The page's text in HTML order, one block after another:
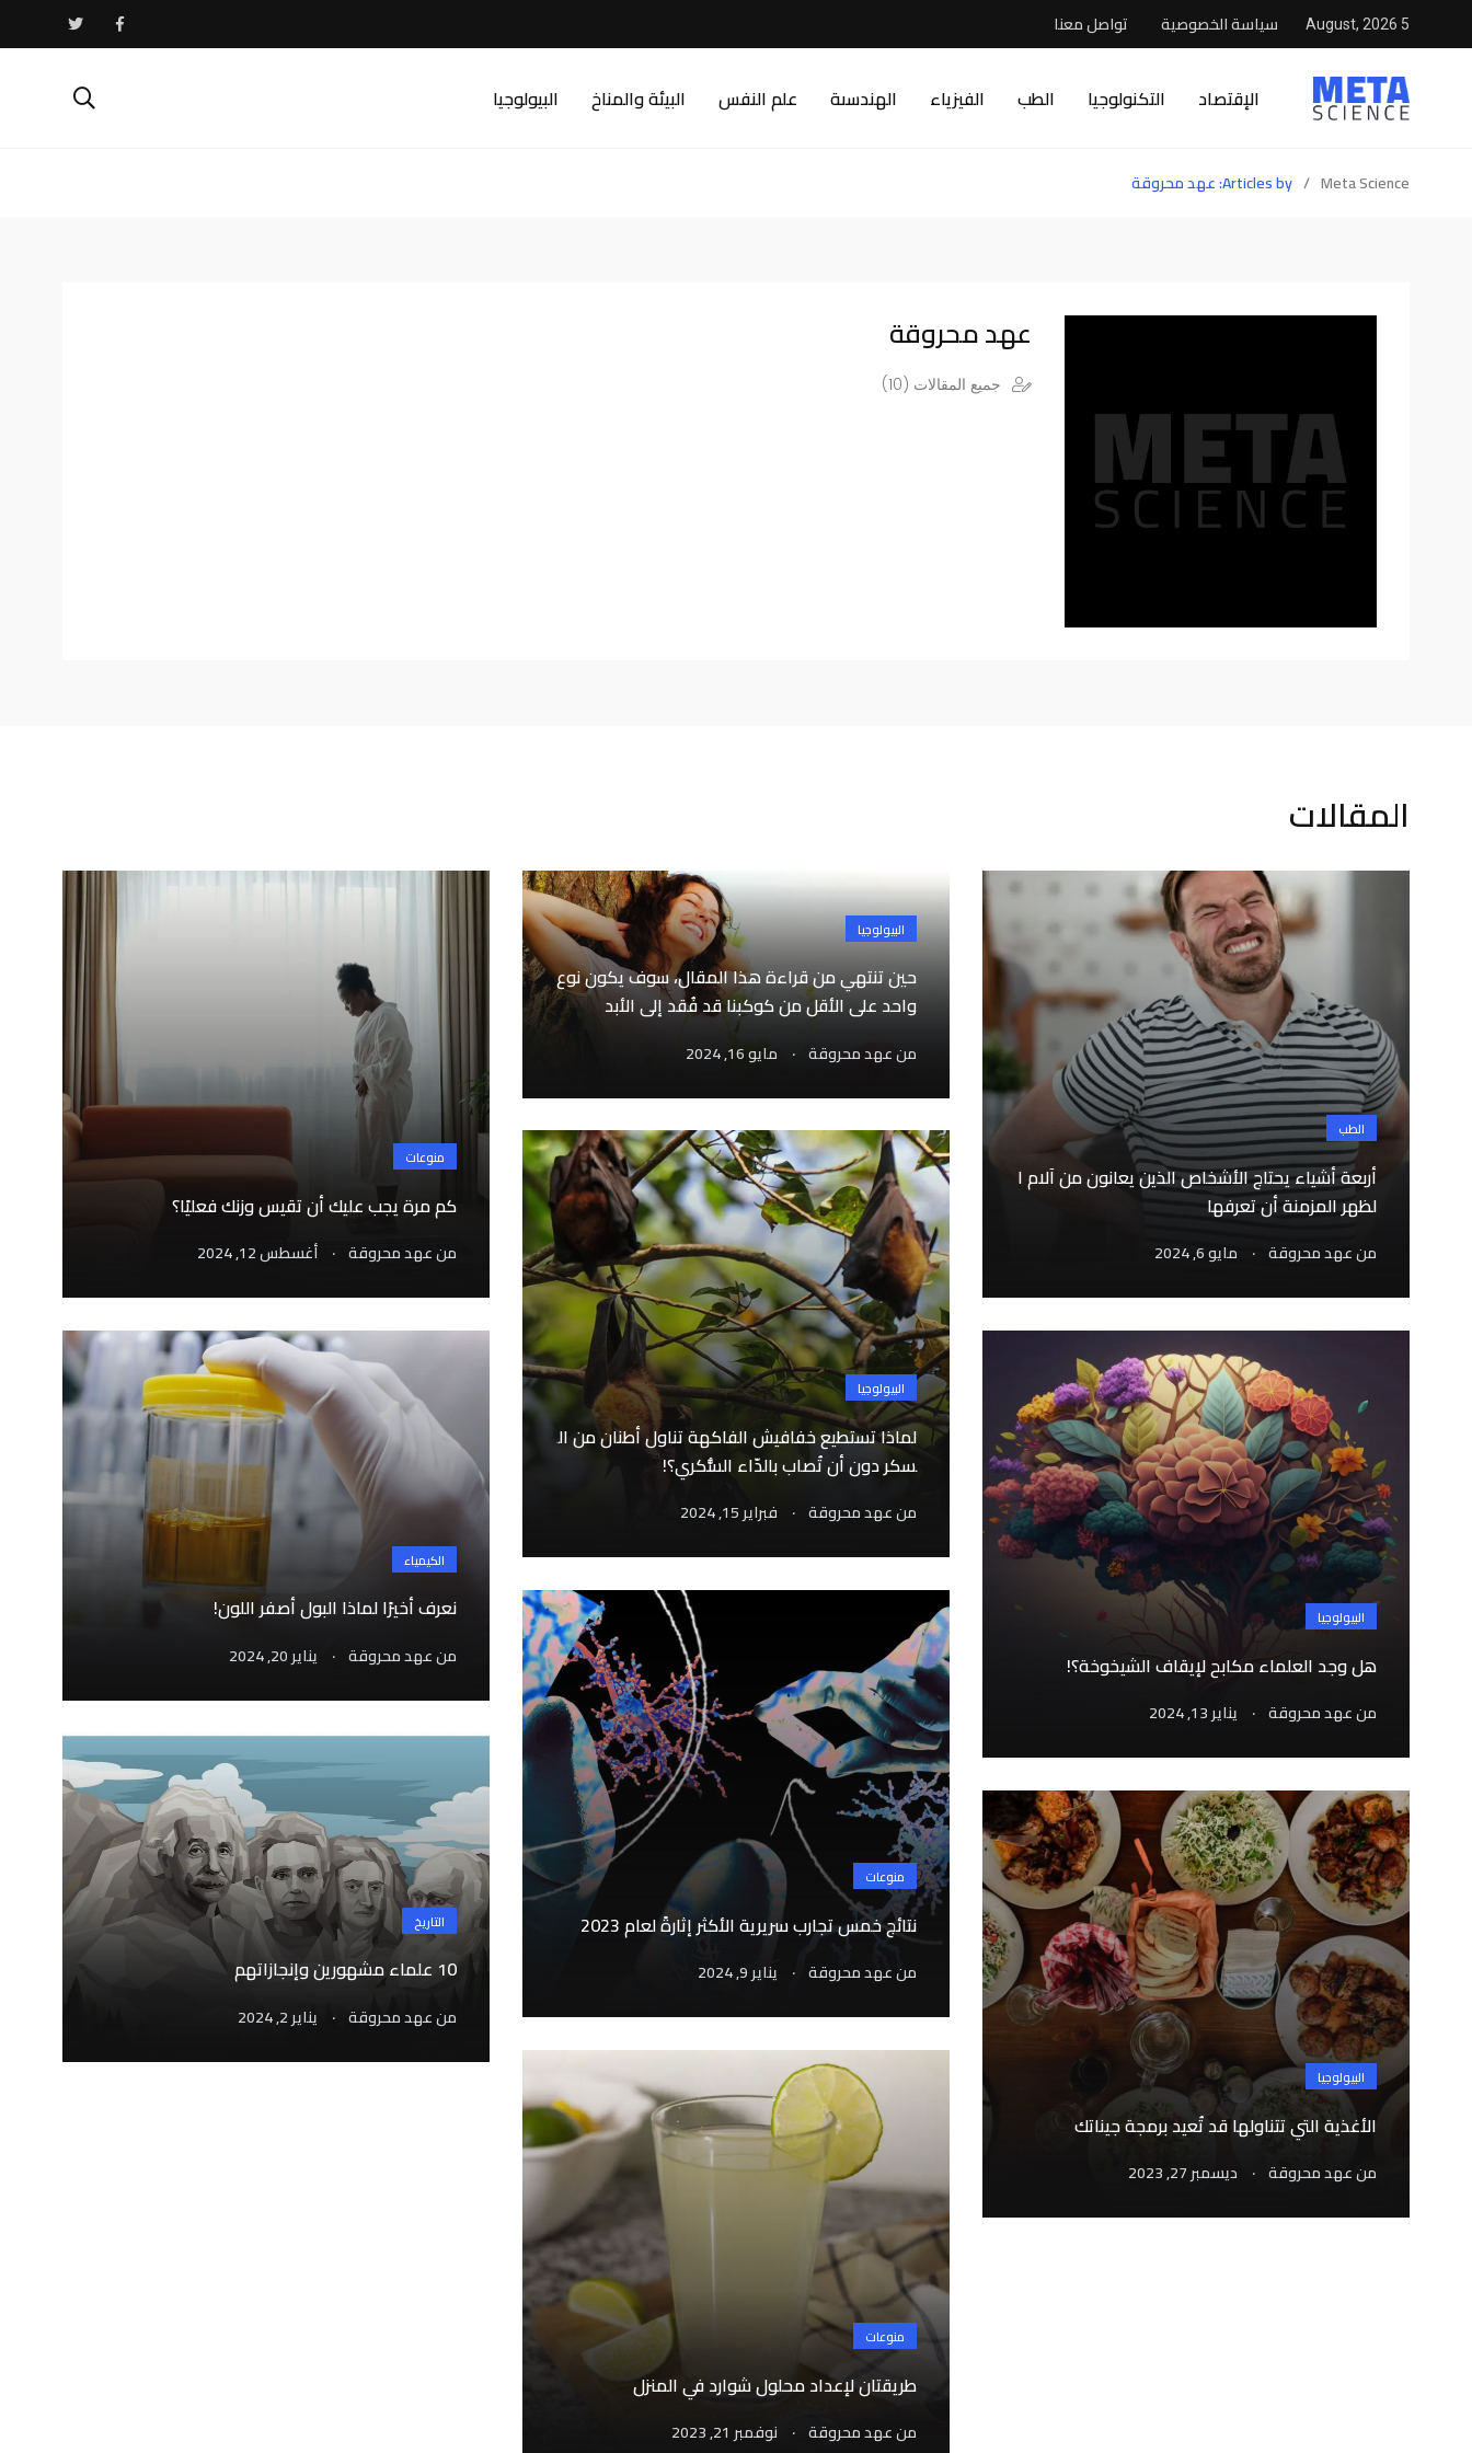
5 August, 2026 سياسة الخصوصية تواصل معنا
الإقتصاد التكنولوجيا الطب الفيزياء الهندسىة علم النفس البيئة والمناخ البيولوجيا
Meta Science
/ Articles by: عهد محروقة
عهد محروقة
جميع المقالات (10)
المقالات
منوعات
كم مرة يجب عليك أن تقيس وزنك فعليًا؟
منعهد محروقة . أغسطس 12, 2024
البيولوجيا
حين تنتهي من قراءة هذا المقال، سوف يكون نوع
واحد على الأقل من كوكبنا قد فُقد إلى الأبد
منعهد محروقة . مايو 16, 2024
الطب
أربعة أشياء يحتاج الأشخاص الذين يعانون من آلام ا
لظهر المزمنة أن تعرفها
منعهد محروقة . مايو 6, 2024
البيولوجيا
لماذا تستطيع خفافيش الفاكهة تناول أطنان من ال
سكر دون أن تُصاب بالدّاء السُّكري؟!
منعهد محروقة . فبراير 15, 2024
الكيمياء
نعرف أخيرًا لماذا البول أصفر اللون!
منعهد محروقة . يناير 20, 2024
البيولوجيا
هل وجد العلماء مكابح لإيقاف الشيخوخة؟!
منعهد محروقة . يناير 13, 2024
منوعات
نتائج خمس تجارب سريرية الأكثر إثارةً لعام 2023
منعهد محروقة . يناير 9, 2024
التاريخ
10 علماء مشهورين وإنجازاتهم
منعهد محروقة . يناير 2, 2024
البيولوجيا
الأغذية التي تتناولها قد تُعيد برمجة جيناتك
منعهد محروقة . ديسمبر 27, 2023
منوعات
طريقتان لإعداد محلول شوارد في المنزل
منعهد محروقة . نوفمبر 21, 2023